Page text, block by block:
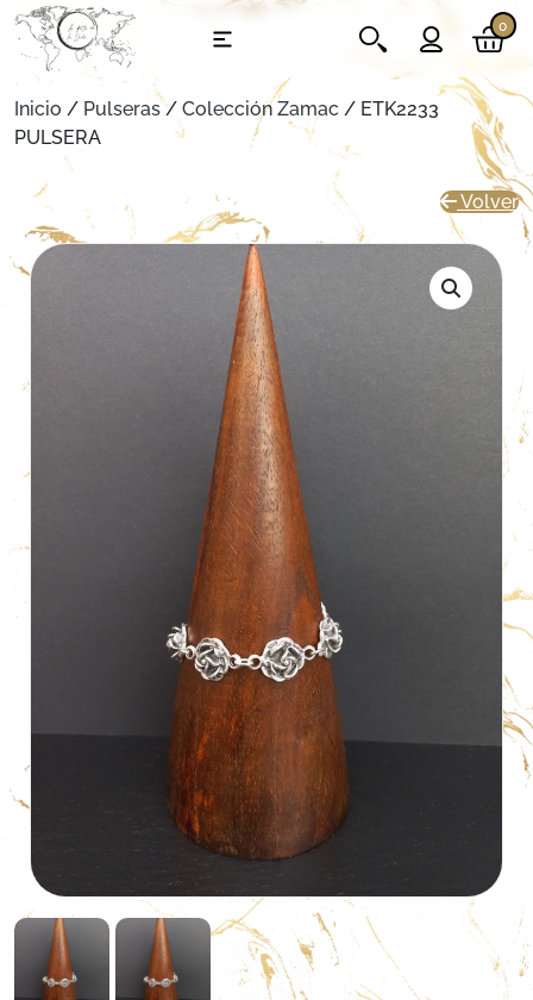
0
Inicio / Pulseras/ Colección Zamac / ETK2233
PULSERA
Volver